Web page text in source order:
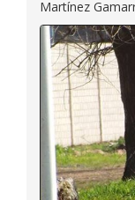
Martínez